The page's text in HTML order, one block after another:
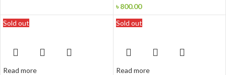
৳800.00
Sold out
Read more
Sold out
Read more